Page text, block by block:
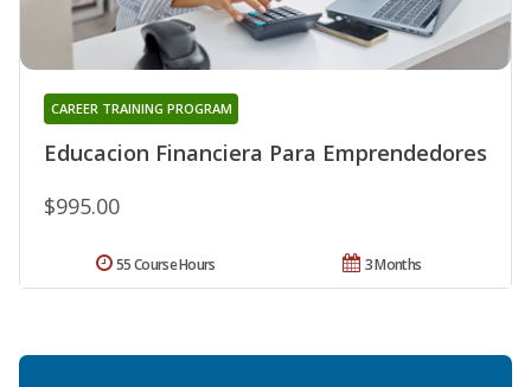
Educacion Financiera Para Emprendedores
CAREER TRAINING PROGRAM
$995.00
3 Months
55 Course Hours